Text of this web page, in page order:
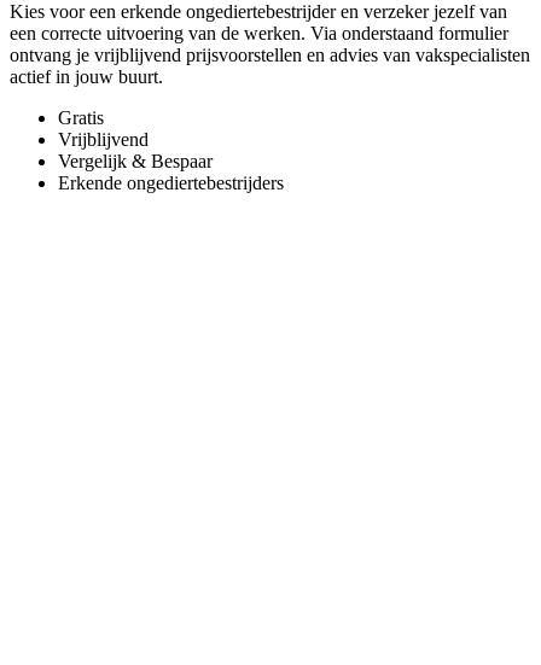
Kies voor een erkende ongediertebestrijder en verzeker jezelf van
een correcte uitvoering van de werken. Via onderstaand formulier
ontvang je vrijblijvend prijsvoorstellen en advies van vakspecialisten
actief in jouw buurt.
Gratis
Vrijblijvend
Vergelijk & Bespaar
Erkende ongediertebestrijders